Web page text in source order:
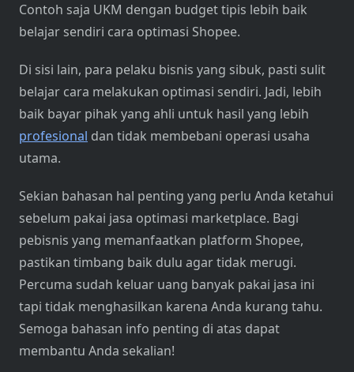
Contoh saja UKM dengan budget tipis lebih baik
belajar sendiri cara optimasi Shopee.
Di sisi lain, para pelaku bisnis yang sibuk, pasti sulit
belajar cara melakukan optimasi sendiri. Jadi, lebih
baik bayar pihak yang ahli untuk hasil yang lebih
profesional dan tidak membebani operasi usaha
utama.
Sekian bahasan hal penting yang perlu Anda ketahui
sebelum pakai jasa optimasi marketplace. Bagi
pebisnis yang memanfaatkan platform Shopee,
pastikan timbang baik dulu agar tidak merugi.
Percuma sudah keluar uang banyak pakai jasa ini
tapi tidak menghasilkan karena Anda kurang tahu.
Semoga bahasan info penting di atas dapat
membantu Anda sekalian!